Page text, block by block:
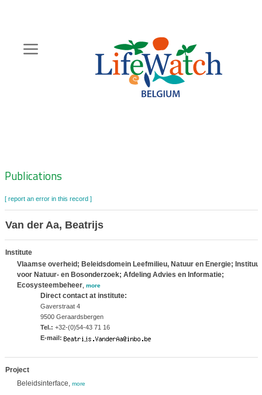
content
Zoeknavigatie
Publications
[ report an error in this record ]
Van der Aa, Beatrijs
Institute
Vlaamse overheid; Beleidsdomein Leefmilieu, Natuur en Energie; Instituut
voor Natuur- en Bosonderzoek; Afdeling Advies en Informatie;
Ecosysteembeheer, more
Direct contact at institute:
Gaverstraat 4
9500 Geraardsbergen
Tel.: +32-(0)54-43 71 16
E-mail:
Project
Beleidsinterface, more